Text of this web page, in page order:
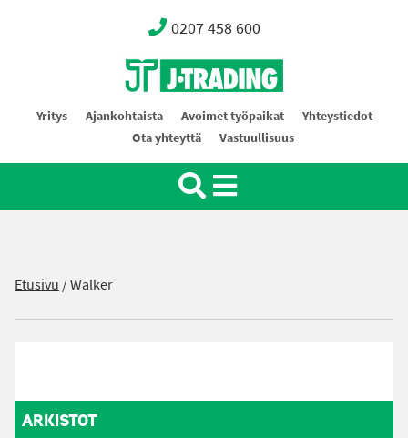
0207 458 600
Oy J-Trading Ab
Yritys Ajankohtaista Avoimet työpaikat
Yhteystiedot
Ota yhteyttä
Vastuullisuus
Etusivu /Walker
ARKISTOT